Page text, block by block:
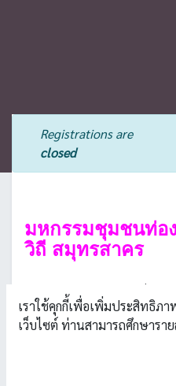
Registrations are
closed
มหกรรมชุมชนท่อ
วิถี สมุทรสาคร
ขอเชิญชวน ช็อป ฟิน กิน เที่ยว
อาหารมากมาย ของดี ของเด่น ป
19-23 ตุลาคม 2561 เวลา 9.00-
เราใช้คุกกี้เพื่อเพิ่มประสิทธิภ
เว็บไซต์ ท่านสามารถศึกษารา